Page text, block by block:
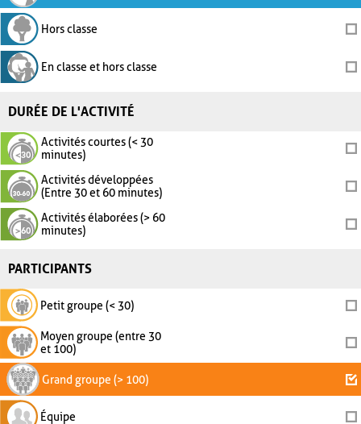
Hors classe
En classe et hors classe
DURÉE DE L'ACTIVITÉ
Activités courtes (< 30
minutes)
Activités développées
(Entre 30 et 60 minutes)
Activités élaborées (> 60
minutes)
PARTICIPANTS
Petit groupe (< 30)
Moyen groupe (entre 30
et 100)
Grand groupe (> 100)
Équipe